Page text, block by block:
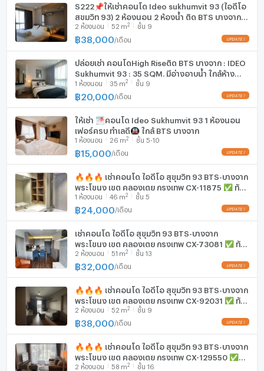
Gateway เอกมัย 4.8 กม.
Central Plaza บางนา 6 กม.
ตลาดสดลาซาล 6.2 กม.
SB Design Square 7 กม.
Makro สมุทรปราการ 9.1 กม.
Big C ศิครินทร์ 9.4 กม.
เมกะบางนา 11.3 กม.
วิทยาลัยเทคโนโลยีกรุงเทพ 280 ม.
ม.กรุงเทพ 3.8 กม.
วิทยาลัยเซาท์อีสต์บางกอก 4.9 กม.
ร.ร.นานาชาติ St.Andrews 6 กม.
ร.ร.ลาซาล 6.9 กม.
ร.ร.นานาชาติบางกอกพัฒนา 7 กม.
ร.ร.เซนต์โยเซฟบางนา 7.9 กม.
ร.พ.ไทยนครินทร์ 6.5 กม.
ร.พ.ศิครินทร์ 8.9 กม.
ไปรษณีย์พระโขนง 2.3 กม.
ท่าเรือกรุงเทพ 6.1 กม.
โซนพื้นที่ :
S222📌ให้เช่าคอนโด Ideo sukhumvit 93 (ไอดีโอ
สุขุมวิท 93) 2 ห้องนอน 2 ห้องน้ำ ติด BTS บางจาก
พร้อมเข้าอยู่🔥
2 ห้องนอน 52 m2 ชั้น 9
฿38,000 /เดือน
ปล่อยเช่า คอนโดHigh Riseติด BTS บางจาก : IDEO
Sukhumvit 93 : 35 SQM. มีอ่างอาบน้ำ ใกล้ห้าง
สรรพสินค้าขนาดใหญ่มากมาย
1 ห้องนอน 35 m2 ชั้น 9
฿20,000 /เดือน
ให้เช่า 🌁คอนโด Ideo Sukhumvit 93 1 ห้องนอน
เฟอร์ครบ ทำเลดี🚇 ใกล้ BTS บางจาก
1 ห้องนอน 26 m2 ชั้น 5-10
฿15,000 /เดือน
🔥🔥🔥 เช่าคอนโด ไอดีโอ สุขุมวิท 93 BTS-บางจาก
พระโขนง เขต คลองเตย กรุงเทพ CX-11875 ✅ ทัก
ไลน์ @connexproperty ตอบทันที ทีมงานมืออาชีพ
✅ 🔥🔥🔥
1 ห้องนอน 46 m2 ชั้น 5
฿24,000 /เดือน
เช่าคอนโด ไอดีโอ สุขุมวิท 93 BTS-บางจาก
พระโขนง เขต คลองเตย กรุงเทพ CX-73081 ✅ ทัก
ไลน์ @connexproperty ตอบทันที ทีมงานมืออาชีพ
✅
2 ห้องนอน 51 m2 ชั้น 13
฿32,000 /เดือน
🔥🔥🔥 เช่าคอนโด ไอดีโอ สุขุมวิท 93 BTS-บางจาก
พระโขนง เขต คลองเตย กรุงเทพ CX-92031 ✅ ทัก
ไลน์ @connexproperty ตอบทันที ทีมงานมืออาชีพ
✅ 🔥🔥🔥
2 ห้องนอน 52 m2 ชั้น 9
฿38,000 /เดือน
🔥🔥🔥 เช่าคอนโด ไอดีโอ สุขุมวิท 93 BTS-บางจาก
พระโขนง เขต คลองเตย กรุงเทพ CX-129550 ✅
ทักไลน์ @connexproperty ตอบทันที ทีมงานมือ
2 ห้องนอน 58 m2 ชั้น 16